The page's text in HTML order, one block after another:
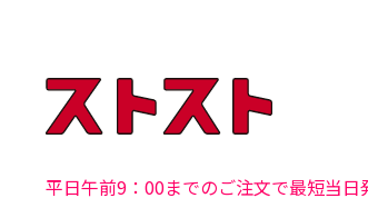
平日午前9：00までのご注文で最短当日